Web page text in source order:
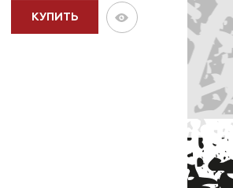
КУПИТЬ